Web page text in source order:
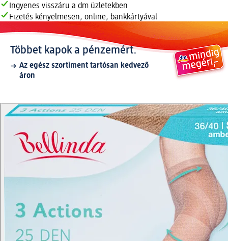
Ingyenes visszáru a dm üzletekben
Fizetés kényelmesen, online, bankkártyával
Többet kapok a pénzemért.
Az egész szortiment tartósan kedvező
áron